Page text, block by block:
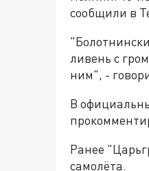
сообщили в
ливень с
ним", -
В
Ранее
самолёта.